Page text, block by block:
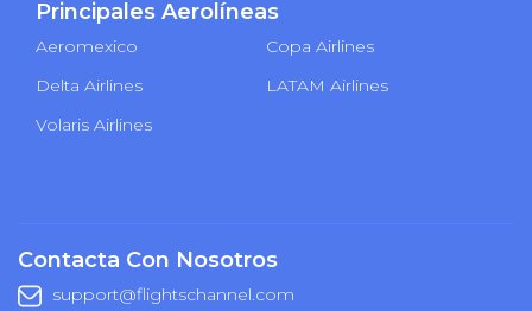
Principales Aerolíneas
Aeromexico
Copa Airlines
Delta Airlines
LATAM Airlines
Volaris Airlines
Contacta Con Nosotros
support@flightschannel.com